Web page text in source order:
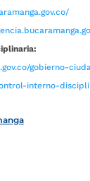
gobierno-
interno-